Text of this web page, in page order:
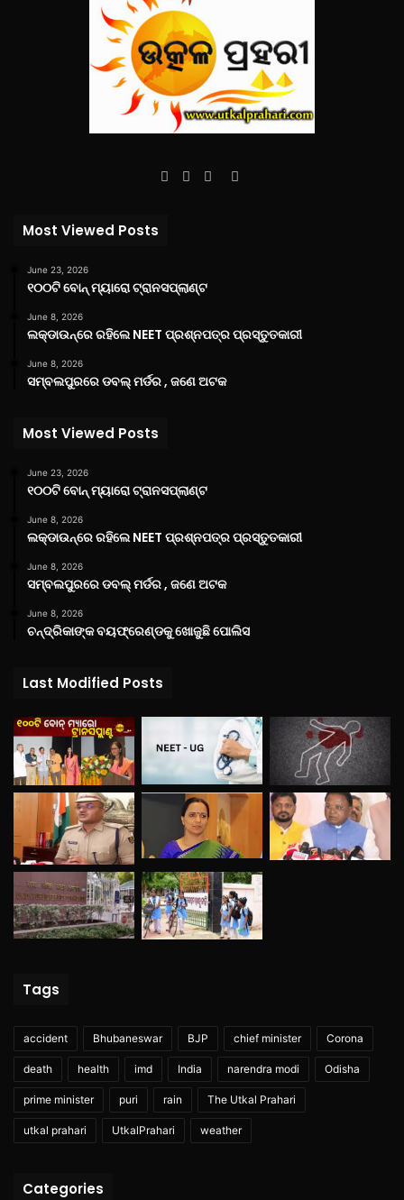
Facebook
TwitterYouTube
Instagram
Most Viewed Posts
June 23, 2026
୧୦୦ଟି ବୋନ୍ ମ୍ୟାରୋ ଟ୍ରାନସପ୍ଲାଣ୍ଟ
June 8, 2026
ଲକ୍‌ଡାଉନ୍‌ରେ ରହିଲେ NEET ପ୍ରଶ୍ନପତ୍ର ପ୍ରସ୍ତୁତକାରୀ
June 8, 2026
ସମ୍ବଲପୁରରେ ଡବଲ୍ ମର୍ଡର , ଜଣେ ଅଟକ
Most Viewed Posts
June 23, 2026
୧୦୦ଟି ବୋନ୍ ମ୍ୟାରୋ ଟ୍ରାନସପ୍ଲାଣ୍ଟ
June 8, 2026
ଲକ୍‌ଡାଉନ୍‌ରେ ରହିଲେ NEET ପ୍ରଶ୍ନପତ୍ର ପ୍ରସ୍ତୁତକାରୀ
June 8, 2026
ସମ୍ବଲପୁରରେ ଡବଲ୍ ମର୍ଡର , ଜଣେ ଅଟକ
June 8, 2026
ଚନ୍ଦ୍ରିକାଙ୍କ ବୟଫ୍ରେଣ୍ଡକୁ ଖୋଜୁଛି ପୋଲିସ
Last Modified Posts
Tags
accident Bhubaneswar BJP chief minister Corona
death health imd India narendra modi Odisha
prime minister puri rain The Utkal Prahari
utkal prahari UtkalPrahari weather
Categories